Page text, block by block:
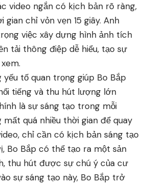
video ngắn có kịch bản rõ ràng,
gian chỉ vỏn vẹn 15 giây. Anh
việc xây dựng hình ảnh tích
tải thông điệp dễ hiểu, tạo sự
tố quan trọng giúp Bo Bắp
tiếng và thu hút lượng lớn
là sự sáng tạo trong mỗi
mất quá nhiều thời gian để quay
chỉ cần có kịch bản sáng tạo
Bo Bắp có thể tạo ra một sản
thu hút được sự chú ý của cư
sự sáng tạo này, Bo Bắp trở